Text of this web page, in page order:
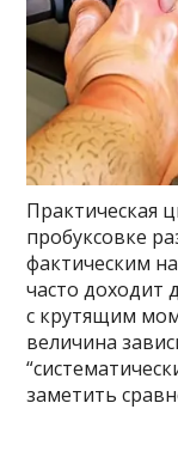
Практическая
пробуксовке
фактическим
часто доходит
с крутящим
величина
заметить